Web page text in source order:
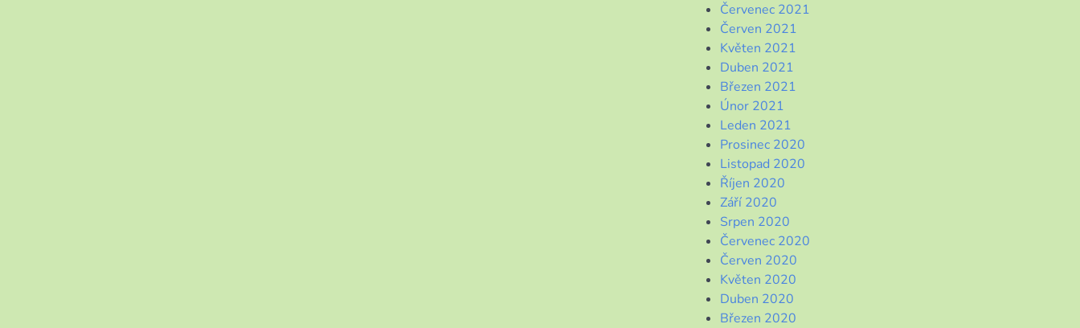
Červenec 2021
Červen 2021
Květen 2021
Duben 2021
Březen 2021
Únor 2021
Leden 2021
Prosinec 2020
Listopad 2020
Říjen 2020
Září 2020
Srpen 2020
Červenec 2020
Červen 2020
Květen 2020
Duben 2020
Březen 2020